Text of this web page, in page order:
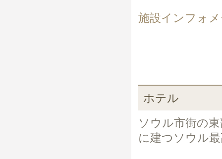
施設インフォ
ホテル
ソウル市街の
に建つソウル